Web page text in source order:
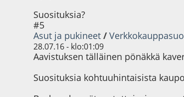
Suosituksia?
#5
Asut ja pukineet /
28.07.16 - klo:01:09
Aavistuksen tälläinen pönäkkä
Suosituksia kohtuuhintaisista